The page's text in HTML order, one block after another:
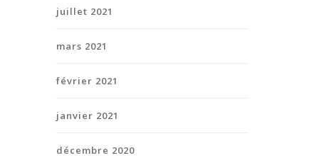
juillet 2021
mars 2021
février 2021
janvier 2021
décembre 2020